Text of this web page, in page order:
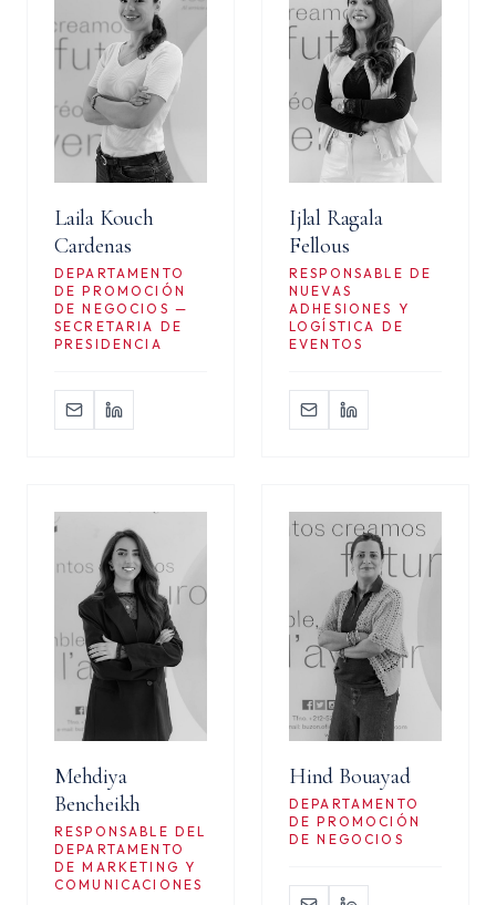
Laila Kouch
Cardenas
DEPARTAMENTO
DE PROMOCIÓN
DE NEGOCIOS —
SECRETARIA DE
PRESIDENCIA
Ijlal Ragala
Fellous
RESPONSABLE DE
NUEVAS
ADHESIONES Y
LOGÍSTICA DE
EVENTOS
Mehdiya
Bencheikh
RESPONSABLE DEL
DEPARTAMENTO
DE MARKETING Y
COMUNICACIONES
Hind Bouayad
DEPARTAMENTO
DE PROMOCIÓN
DE NEGOCIOS